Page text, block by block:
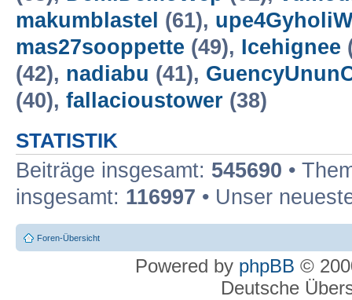
makumblastel (61),
mas27sooppette (49), Icehignee
(42), nadiabu (41),
(40), fallacioustower (38)
STATISTIK
Beiträge insgesamt: 545690 •
insgesamt: 116997 • Unser
Foren-Übersicht
Powered by phpBB ©
Deutsche